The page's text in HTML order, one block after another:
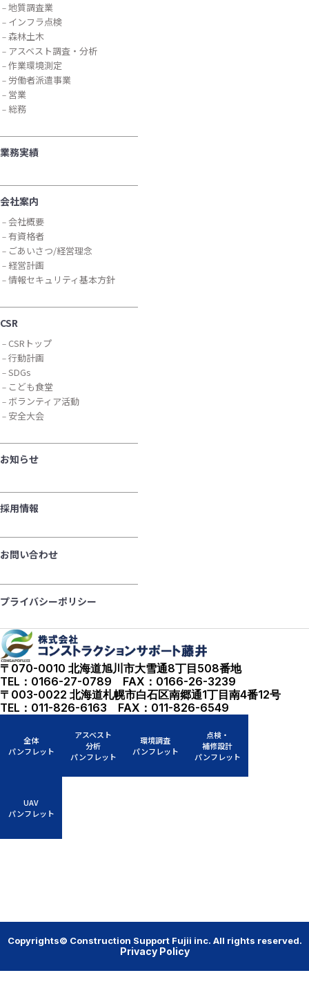
地質調査業
インフラ点検
森林土木
アスベスト調査・分析
作業環境測定
労働者派遣事業
営業
総務
業務実績
会社案内
会社概要
有資格者
ごあいさつ/経営理念
経営計画
情報セキュリティ基本方針
CSR
CSRトップ
行動計画
SDGs
こども食堂
ボランティア活動
安全大会
お知らせ
採用情報
お問い合わせ
プライバシーポリシー
〒070-0010 北海道旭川市大雪通8丁目508番地
TEL：0166-27-0789 FAX：0166-26-3239
〒003-0022 北海道札幌市白石区南郷通1丁目南4番12号
TEL：011-826-6163 FAX：011-826-6549
全体
パンフレット
アスベスト
分析
パンフレット
環境調査
パンフレット
点検・
補修設計
パンフレット
UAV
パンフレット
Copyrights© Construction Support Fujii inc. All rights reserved.
Privacy Policy